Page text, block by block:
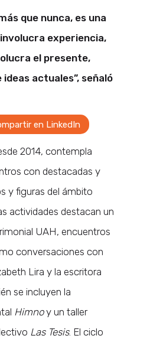
que nunca, es una
experiencia,
el presente,
actuales”, señaló
en LinkedIn
2014, contempla
con destacadas y
y figuras del ámbito
actividades destacan un
UAH, encuentros
conversaciones con
Lira y la escritora
se incluyen la
Himnoy un taller
Las Tesis. El ciclo